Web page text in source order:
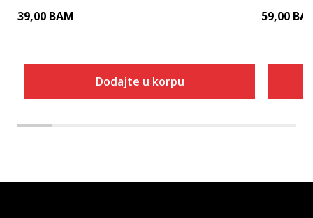
39,00 BAM
Dodajte u korpu
59,00